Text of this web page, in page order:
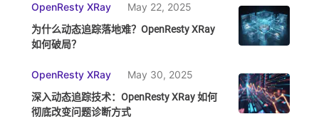
OpenResty XRay May 22, 2025
为什么动态追踪落地难？OpenResty XRay
如何破局？
OpenResty XRay May 30, 2025
深入动态追踪技术：OpenResty XRay 如何
彻底改变问题诊断方式